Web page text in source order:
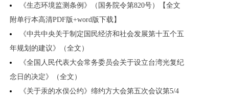
《生态环境监测条例》（国务院令第820号）【全文
附单行本高清PDF版+word版下载】
《中共中央关于制定国民经济和社会发展第十五个五
年规划的建议》（全文）
《全国人民代表大会常务委员会关于设立台湾光复纪
念日的决定》（全文）
《关于汞的水俣公约》缔约方大会第五次会议第5/4